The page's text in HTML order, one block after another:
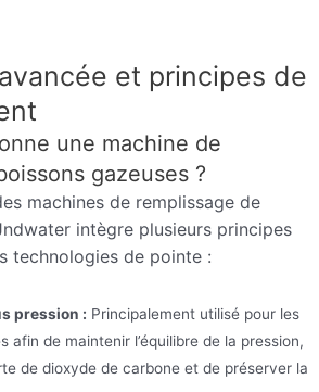
et principes de
une machine de
gazeuses ?
machines de remplissage de
intègre plusieurs principes
technologies de pointe :
pression : Principalement utilisé pour les
afin de maintenir l’équilibre de la pression,
de dioxyde de carbone et de préserver la